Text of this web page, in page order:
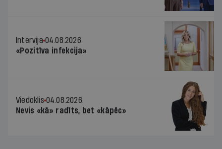
Intervija 04.08.2026.
«Pozitīva infekcija»
Viedoklis 04.08.2026.
Nevis «kā» radīts, bet «kāpēc»